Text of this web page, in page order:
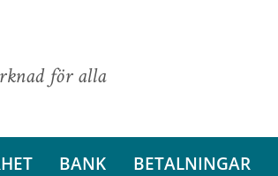
för alla
BANK BETALNINGAR